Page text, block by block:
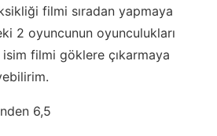
filmi sıradan yapmaya
2 oyuncunun oyunculukları
filmi göklere çıkarmaya
6,5